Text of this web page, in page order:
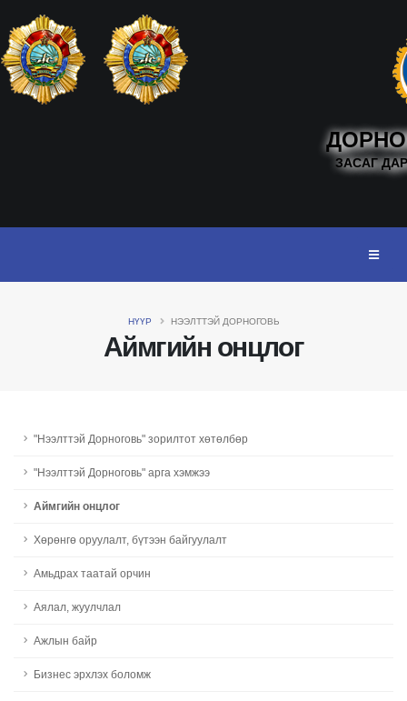
ЗАСАГ
НҮҮР НЭЭЛТТЭЙ ДОРНОГОВЬ
Аймгийн онцлог
"Нээлттэй Дорноговь" зорилтот хөтөлбөр
"Нээлттэй Дорноговь" арга хэмжээ
Аймгийн онцлог
Хөрөнгө оруулалт, бүтээн байгуулалт
Амьдрах таатай орчин
Аялал, жуулчлал
Ажлын байр
Бизнес эрхлэх боломж